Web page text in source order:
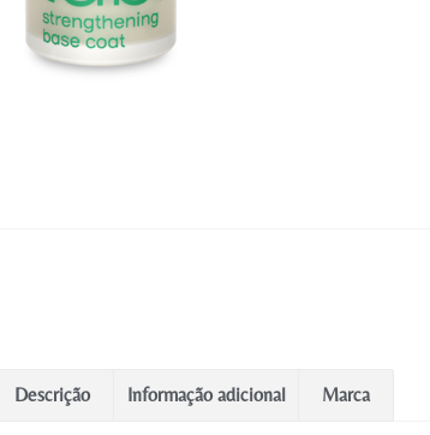
Descrição Informação adicional Marca